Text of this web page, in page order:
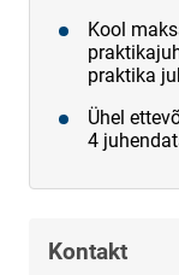
Kool
praktika
Ühel
4
Kontakt